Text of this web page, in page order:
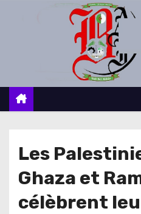
c
Les
Ghaza et
célèbrent